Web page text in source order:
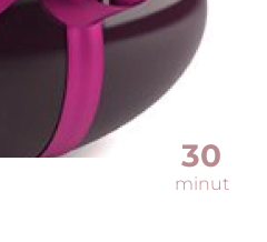
30
minut